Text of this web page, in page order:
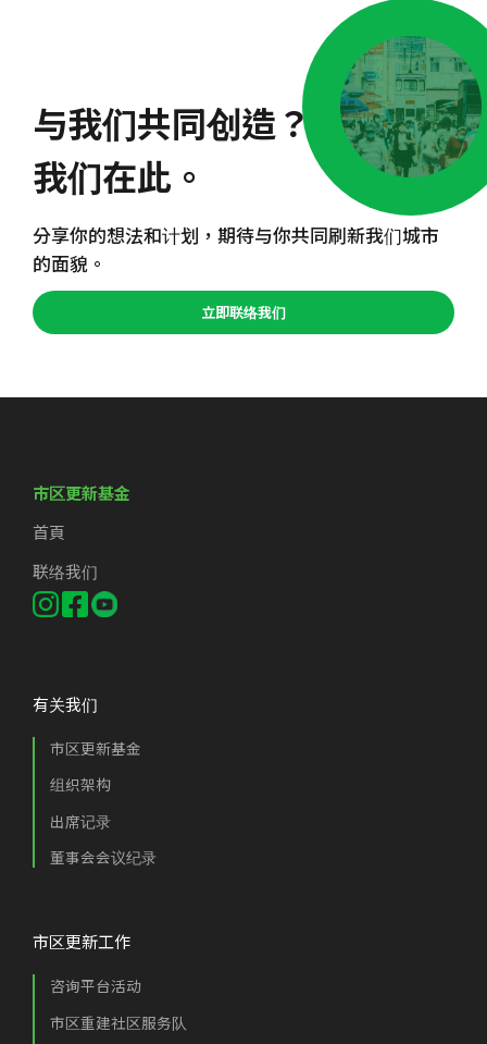
与我们共同创造？
我们在此。
分享你的想法和计划，期待与你共同刷新我们城市
的面貌。
立即联络我们
市区更新基金
首頁
联络我们
有关我们
市区更新基金
组织架构
出席记录
董事会会议纪录
市区更新工作
咨询平台活动
市区重建社区服务队